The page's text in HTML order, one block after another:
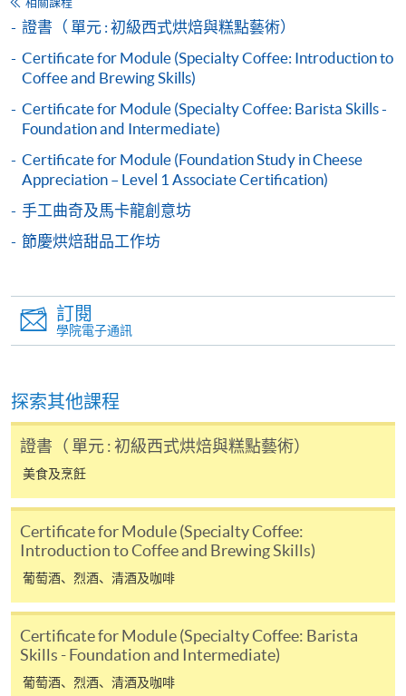
後按照指示填妥網上報名表格。
某些課程須甄選入學，並要求申請人上載課程網頁
中指定所須文件(如學歷證明)。系統只支援doc,
docx, jpg 和pdf格式之附件。
繳交所需費用
申請人可使用以下方式繳交報名費或課程費用:
碼，請瀏覽繳費靈網址
Mastercard卡」）繳付學費。
*香港大學專業進修學院Mastercard卡持有人如欲享用十個
月免息分期付款優惠，必須親臨本學院設有報名服務的教
如欲了解如何於網上報讀新課程及繳費，請瀏覽網上
申請/報讀指南 :
-短期課程
-個別學歷頒授課程
證書（ 單元 : 初級西式烘焙與糕點藝術）
Certificate for Module (Specialty Coffee: Introduction to
Coffee and Brewing Skills)
Certificate for Module (Specialty Coffee: Barista Skills -
Foundation and Intermediate)
Certificate for Module (Foundation Study in Cheese
Appreciation – Level 1 Associate Certification)
手工曲奇及馬卡龍創意坊
節慶烘焙甜品工作坊
訂閱
學院電子通訊
探索其他課程
證書（ 單元 : 初級西式烘焙與糕點藝術）
美食及烹飪
Certificate for Module (Specialty Coffee:
Introduction to Coffee and Brewing Skills)
葡萄酒、烈酒、清酒及咖啡
Certificate for Module (Specialty Coffee: Barista
Skills - Foundation and Intermediate)
葡萄酒、烈酒、清酒及咖啡